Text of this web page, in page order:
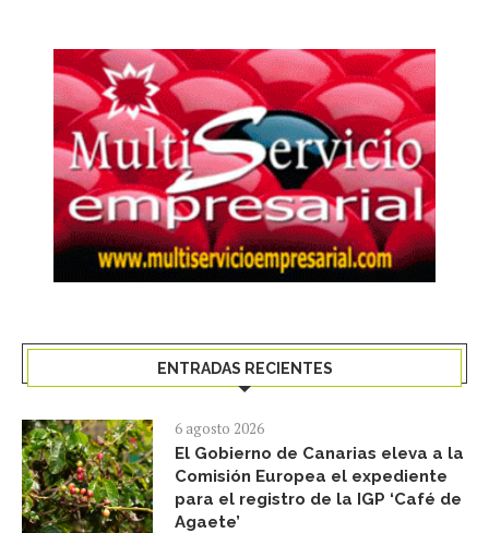
ENTRADAS RECIENTES
6 agosto 2026
El Gobierno de Canarias eleva a la
Comisión Europea el expediente
para el registro de la IGP ‘Café de
Agaete’